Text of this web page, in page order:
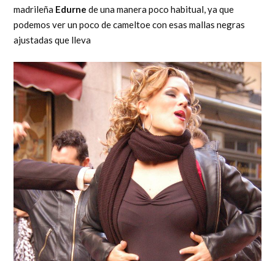
madrileña Edurne de una manera poco habitual, ya que
podemos ver un poco de cameltoe con esas mallas negras
ajustadas que lleva